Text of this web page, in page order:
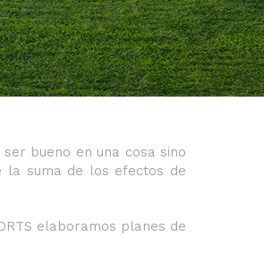
y Gestión Deportivas y
No importa que el club,
que el deportista se halle
bueno en una cosa sino
la suma de los efectos de
elaboramos planes de